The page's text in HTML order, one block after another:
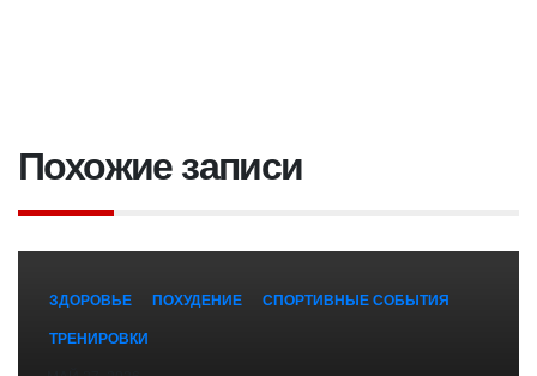
Похожие записи
ЗДОРОВЬЕ ПОХУДЕНИЕ СПОРТИВНЫЕ СОБЫТИЯ
ТРЕНИРОВКИ